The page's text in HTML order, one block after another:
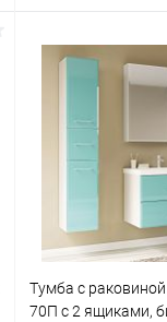
В
Купить в 1 клик
В избранное
Тумба с
70П с 2 ящиками,